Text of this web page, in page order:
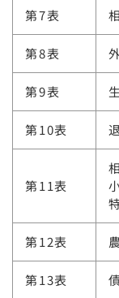
第7表
第8表
第9表
第10表
第11表
第12表
第13表